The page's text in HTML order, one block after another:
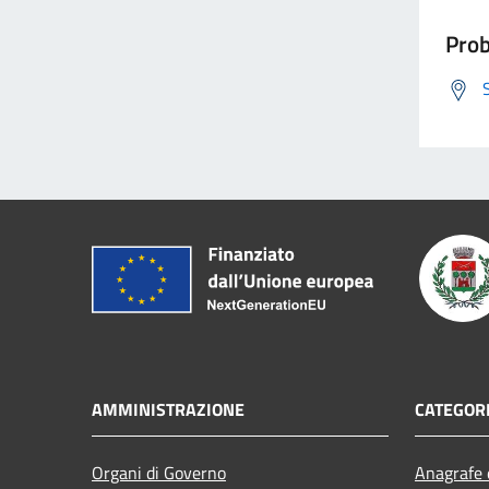
AMMINISTRAZIONE
Organi di Governo